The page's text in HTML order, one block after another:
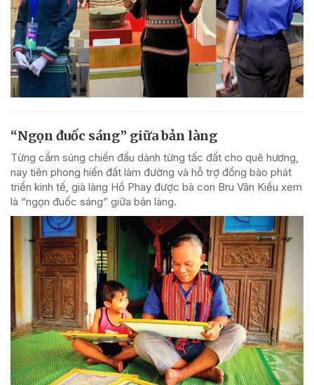
“Ngọn đuốc sáng” giữa bản làng
Từng cầm súng chiến đấu dành từng tấc đất cho quê hương,
nay tiên phong hiến đất làm đường và hỗ trợ đồng bào phát
triển kinh tế, già làng Hồ Phay được bà con Bru Vân Kiều xem
là “ngọn đuốc sáng” giữa bản làng.